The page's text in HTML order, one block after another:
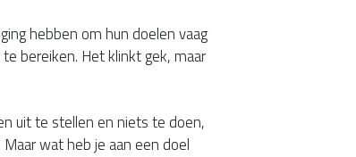
hebben om hun doelen vaag
bereiken. Het klinkt gek, maar
uit te stellen en niets te doen,
wat heb je aan een doel